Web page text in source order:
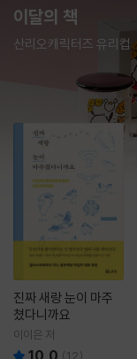
이달의 책
산리오캐릭터즈 유리컵
진짜 새랑 눈이 마주
쳤다니까요
이이은 저
10.0 (12)